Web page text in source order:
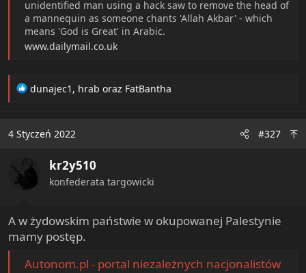
unidentified man using a hack saw to remove the head of
a mannequin as someone chants 'Allah Akbar' - which
means 'God is Great' in Arabic.
www.dailymail.co.uk
R
t
o
s
dunajec1 , hrab oraz FatBantha
4 Styczeń 2022 #327
kr2y510
konfederata targowicki
A w żydowskim państwie w okupowanej Palestynie
mamy postęp.
Autonom.pl - portal niezależnych nacjonalistów